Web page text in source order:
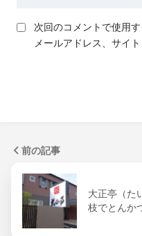
次回のコメントで使用
メールアドレス、サイト
前の記事
大正亭（た
枝でとんか